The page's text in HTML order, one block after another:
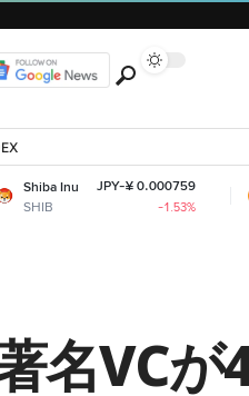
JPY-¥ 0.000759
Bitcoin
BTC
名VCが